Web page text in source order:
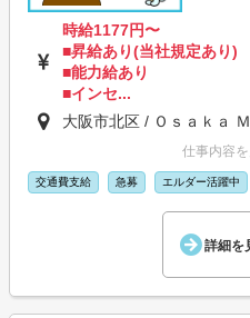
時給1177円〜
■昇給あり(当社規定あり)
■能力給あり
■インセ...
大阪市北区 / Ｏｓａｋａ
仕事内容
交通費支給 急募 エルダー活躍中
詳細を